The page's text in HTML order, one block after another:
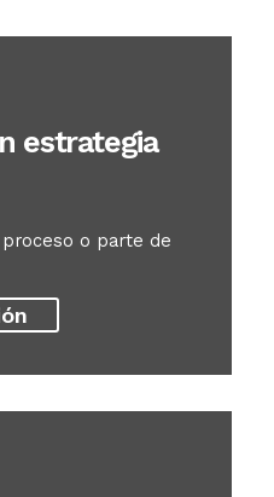
estrategia
o parte de